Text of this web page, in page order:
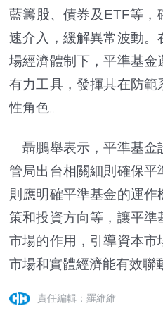
藍籌股、債券及ETF等，
速介入，緩解異常波動
場經濟體制下，平準基金
有力工具，發揮其在防範
性角色。
聶鵬舉表示，平準基金
管局出台相關細則確保平
則應明確平準基金的運
策和投資方向等，讓平準
市場的作用，引導資本市
市場和實體經濟能有效聯
責任編輯：羅維維